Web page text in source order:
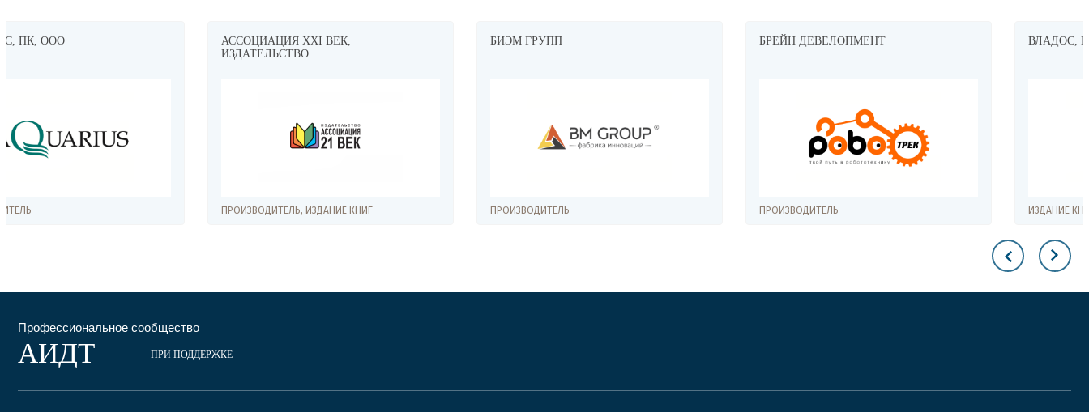
АССОЦИАЦИЯ XXI ВЕК,
БИЭМ ГРУПП
ПРОИЗВОДИТЕЛЬ
ВЛАДОС, ИЗДАТЕЛЬСТВО
Профессиональное сообщество
АИДТ ПРИ ПОДДЕРЖКЕ